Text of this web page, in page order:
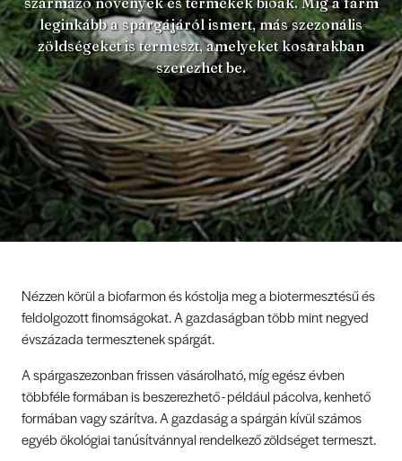
leginkább a spárgájáról ismert, más szezonális
zöldségeket is termeszt, amelyeket kosarakban
szerezhet be.
Nézzen körül a biofarmon és kóstolja meg a biotermesztésű és
feldolgozott finomságokat. A gazdaságban több mint negyed
évszázada termesztenek spárgát.
A spárgaszezonban frissen vásárolható, míg egész évben
többféle formában is beszerezhető - például pácolva, kenhető
formában vagy szárítva. A gazdaság a spárgán kívül számos
egyéb ökológiai tanúsítvánnyal rendelkező zöldséget termeszt.